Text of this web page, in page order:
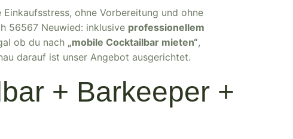
ohne Vorbereitung und ohne
56567 Neuwied: inklusive professionellem
ob du nach „mobile Cocktailbar mieten“,
darauf ist unser Angebot ausgerichtet.
+ Barkeeper +